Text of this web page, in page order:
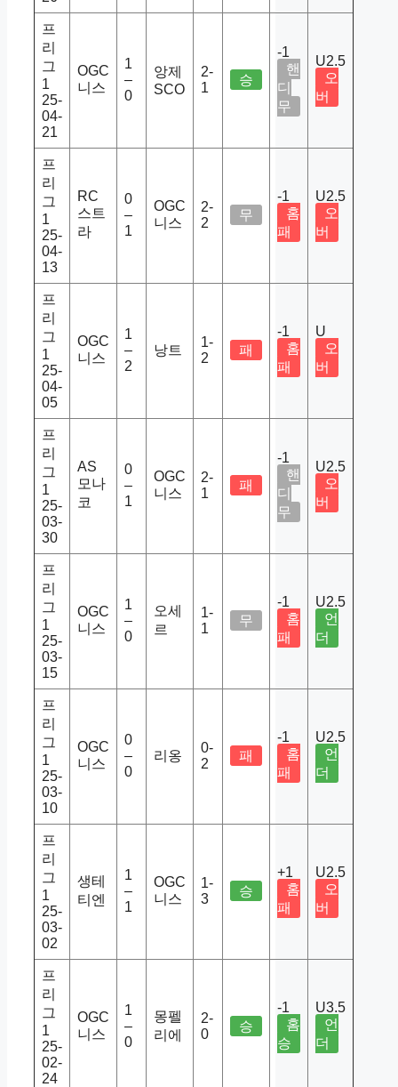
프
리
그
1
25-
04-
21
OGC
니스
1
–
0
앙제
SCO
2-
1
승
-1
핸
디
무
U2.5
오
버
프
리
그
1
25-
04-
13
RC
스트
라
0
–
1
OGC
니스
2-
2
무
-1
홈
패
U2.5
오
버
프
리
그
1
25-
04-
05
OGC
니스
1
–
2
낭트
1-
2
패
-1
홈
패
U
오
버
프
리
그
1
25-
03-
30
AS
모나
코
0
–
1
OGC
니스
2-
1
패
-1
핸
디
무
U2.5
오
버
프
리
그
1
25-
03-
15
OGC
니스
1
–
0
오세
르
1-
1
무
-1
홈
패
U2.5
언
더
프
리
그
1
25-
03-
10
OGC
니스
0
–
0
리옹
0-
2
패
-1
홈
패
U2.5
언
더
프
리
그
1
25-
03-
02
생테
티엔
1
–
1
OGC
니스
1-
3
승
+1
홈
패
U2.5
오
버
프
리
그
1
25-
02-
24
OGC
니스
1
–
0
몽펠
리에
2-
0
승
-1
홈
승
U3.5
언
더